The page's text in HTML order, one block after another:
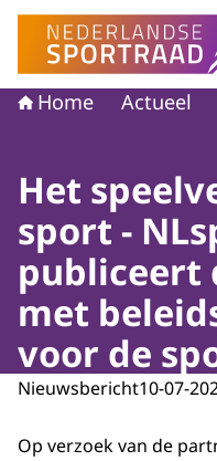
Naar de homepage van
Home Actueel
Het
sport -
publiceert
met
voor de
Nieuwsbericht10-07-
Op verzoek van de